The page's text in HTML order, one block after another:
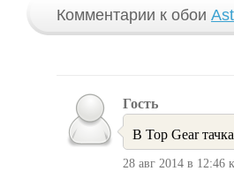
Комментарии к обои
Гость
В Top Gear
28 авг 2014 в 12:46